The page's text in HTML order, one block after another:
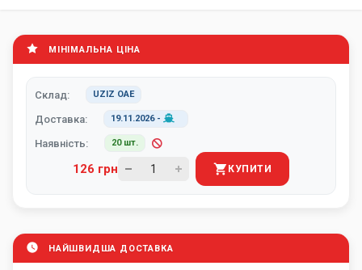
МІНІМАЛЬНА ЦІНА
Склад: UZIZ ОАЕ
Доставка: 19.11.2026-
Наявність: 20 шт.
126 грн КУПИТИ
НАЙШВИДША ДОСТАВКА